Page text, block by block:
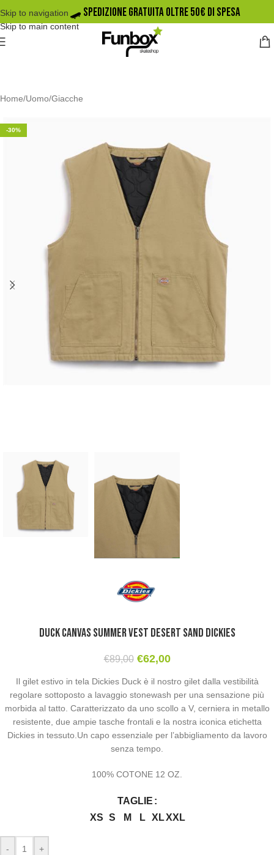
Skip to navigation
Skip to main content
🛹️ SPEDIZIONE GRATUITA OLTRE 50€ DI SPESA
Home/Uomo/Giacche
-30%
Duck Canvas Summer Vest Desert Sand Dickies
€89,00 €62,00
Il gilet estivo in tela Dickies Duck è il nostro gilet dalla vestibilità
regolare sottoposto a lavaggio stonewash per una sensazione più
morbida al tatto. Caratterizzato da uno scollo a V, cerniera in metallo
resistente, due ampie tasche frontali e la nostra iconica etichetta
Dickies in tessuto.Un capo essenziale per l’abbigliamento da lavoro
senza tempo.
100% COTONE 12 OZ.
TAGLIE
XS S M L XLXXL
- +